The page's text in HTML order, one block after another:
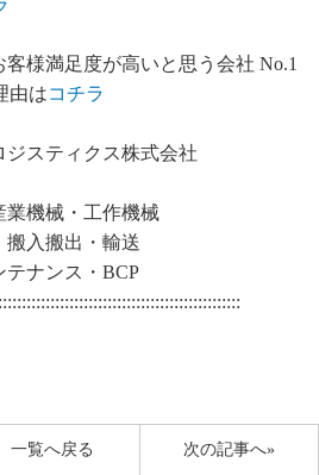
様満足度が高いと思う会社 No.1
由はコチラ
スティクス株式会社
業機械・工作機械
搬入搬出・輸送
テナンス・BCP
次の記事へ»
一覧へ戻る